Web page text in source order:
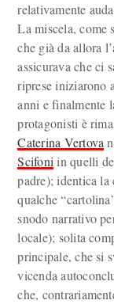
relativamente
La miscela, come
che già da allora
assicurava che ci
riprese iniziarono
anni e finalmente
protagonisti è
Caterina Vertova
Scifoni in quelli
padre); identica la
qualche
snodo narrativo
locale); solita
principale, che si
vicenda
che,